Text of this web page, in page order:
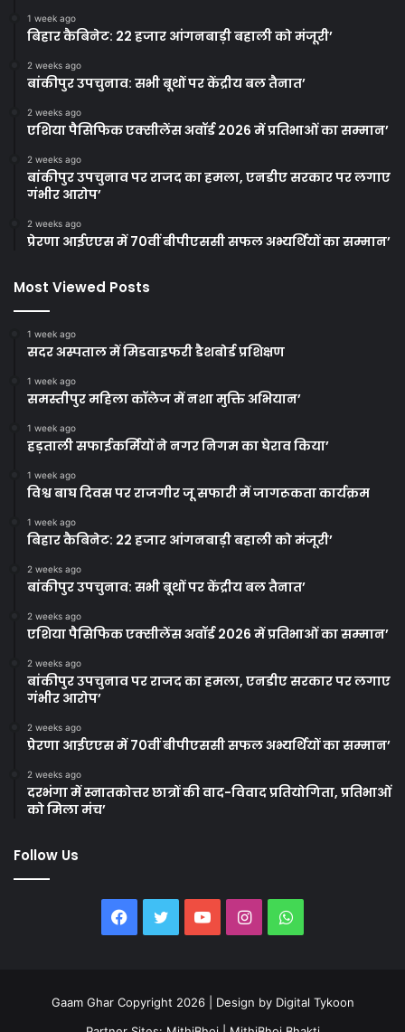
1 week ago
बिहार कैबिनेट: 22 हजार आंगनबाड़ी बहाली को मंजूरी’
2 weeks ago
बांकीपुर उपचुनाव: सभी बूथों पर केंद्रीय बल तैनात’
2 weeks ago
एशिया पैसिफिक एक्सीलेंस अवॉर्ड 2026 में प्रतिभाओं का सम्मान’
2 weeks ago
बांकीपुर उपचुनाव पर राजद का हमला, एनडीए सरकार पर लगाए
गंभीर आरोप’
2 weeks ago
प्रेरणा आईएएस में 70वीं बीपीएससी सफल अभ्यर्थियों का सम्मान’
Most Viewed Posts
1 week ago
सदर अस्पताल में मिडवाइफरी डैशबोर्ड प्रशिक्षण
1 week ago
समस्तीपुर महिला कॉलेज में नशा मुक्ति अभियान’
1 week ago
हड़ताली सफाईकर्मियों ने नगर निगम का घेराव किया’
1 week ago
विश्व बाघ दिवस पर राजगीर जू सफारी में जागरूकता कार्यक्रम
1 week ago
बिहार कैबिनेट: 22 हजार आंगनबाड़ी बहाली को मंजूरी’
2 weeks ago
बांकीपुर उपचुनाव: सभी बूथों पर केंद्रीय बल तैनात’
2 weeks ago
एशिया पैसिफिक एक्सीलेंस अवॉर्ड 2026 में प्रतिभाओं का सम्मान’
2 weeks ago
बांकीपुर उपचुनाव पर राजद का हमला, एनडीए सरकार पर लगाए
गंभीर आरोप’
2 weeks ago
प्रेरणा आईएएस में 70वीं बीपीएससी सफल अभ्यर्थियों का सम्मान’
2 weeks ago
दरभंगा में स्नातकोत्तर छात्रों की वाद-विवाद प्रतियोगिता, प्रतिभाओं
को मिला मंच’
Follow Us
Facebook
TwitterYouTubeInstagramWhatsApp
Gaam Ghar Copyright 2026 | Design by Digital Tykoon